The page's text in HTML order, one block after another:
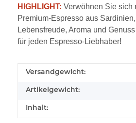
HIGHLIGHT: Verwöhnen Sie sich
Premium-Espresso aus
Lebensfreude, Aroma und
für jeden Espresso-Liebhaber!
Produkteigenschaft
Wert
Versandgewicht:
Artikelgewicht:
Inhalt: